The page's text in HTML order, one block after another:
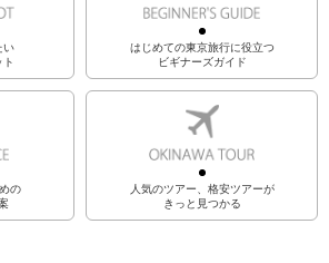
い
はじめての東京旅行に役立つ
ビギナーズガイド
の
人気のツアー、格安ツアーが
きっと見つかる